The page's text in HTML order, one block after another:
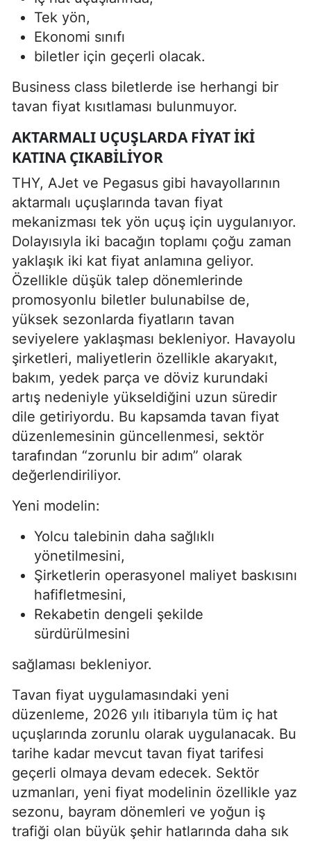
Tek yön,
Ekonomi sınıfı
biletler için geçerli olacak.
Business class biletlerde ise herhangi bir
tavan fiyat kısıtlaması bulunmuyor.
AKTARMALI UÇUŞLARDA FIYAT İKI
KATINA ÇIKABILIYOR
THY, AJet ve Pegasus gibi havayollarının
aktarmalı uçuşlarında tavan fiyat
mekanizması tek yön uçuş için uygulanıyor.
Dolayısıyla iki bacağın toplamı çoğu zaman
yaklaşık iki kat fiyat anlamına geliyor.
Özellikle düşük talep dönemlerinde
promosyonlu biletler bulunabilse de,
yüksek sezonlarda fiyatların tavan
seviyelere yaklaşması bekleniyor. Havayolu
şirketleri, maliyetlerin özellikle akaryakıt,
bakım, yedek parça ve döviz kurundaki
artış nedeniyle yükseldiğini uzun süredir
dile getiriyordu. Bu kapsamda tavan fiyat
düzenlemesinin güncellenmesi, sektör
tarafından “zorunlu bir adım” olarak
değerlendiriliyor.
Yeni modelin:
Yolcu talebinin daha sağlıklı
yönetilmesini,
Şirketlerin operasyonel maliyet baskısını
hafifletmesini,
Rekabetin dengeli şekilde
sürdürülmesini
sağlaması bekleniyor.
Tavan fiyat uygulamasındaki yeni
düzenleme, 2026 yılı itibarıyla tüm iç hat
uçuşlarında zorunlu olarak uygulanacak. Bu
tarihe kadar mevcut tavan fiyat tarifesi
geçerli olmaya devam edecek. Sektör
uzmanları, yeni fiyat modelinin özellikle yaz
sezonu, bayram dönemleri ve yoğun iş
trafiği olan büyük şehir hatlarında daha sık